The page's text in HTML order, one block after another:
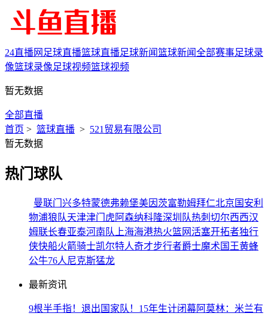
24直播网 足球直播篮球直播足球新闻篮球新闻全部赛事足球录
像篮球录像足球视频篮球视频
暂无数据
全部直播
首页 > 篮球直播 > 521贸易有限公司
暂无数据
热门球队
曼联门兴多特蒙德弗赖堡美因茨富勒姆拜仁北京国安利
物浦狼队天津津门虎 阿森纳科隆深圳队热刺 切尔西西汉
姆联长春亚泰河南队 上海海港热火篮网活塞开拓者独行
侠快船火箭骑士凯尔特人奇才步行者爵士魔术国王黄蜂
公牛76人 尼克斯猛龙
最新资讯
9根半手指！退出国家队！15年生计闭幕阿莫林：米兰有